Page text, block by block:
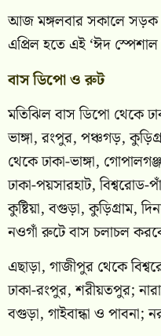
আজ মঙ্গলবার সকালে সড়ক
এপ্রিল হতে এই ‘ঈদ
বাস ডিপো ও রুট
মতিঝিল বাস ডিপো থেকে
ভাঙ্গা, রংপুর, পঞ্চগড়,
থেকে ঢাকা-ভাঙ্গা,
ঢাকা-পয়সারহাট,
কুষ্টিয়া, বগুড়া, কুড়িগ্রাম,
নওগাঁ রুটে বাস চলাচল
এছাড়া, গাজীপুর থেকে
ঢাকা-রংপুর, শরীয়তপুর;
বগুড়া, গাইবান্ধা ও পাবনা;